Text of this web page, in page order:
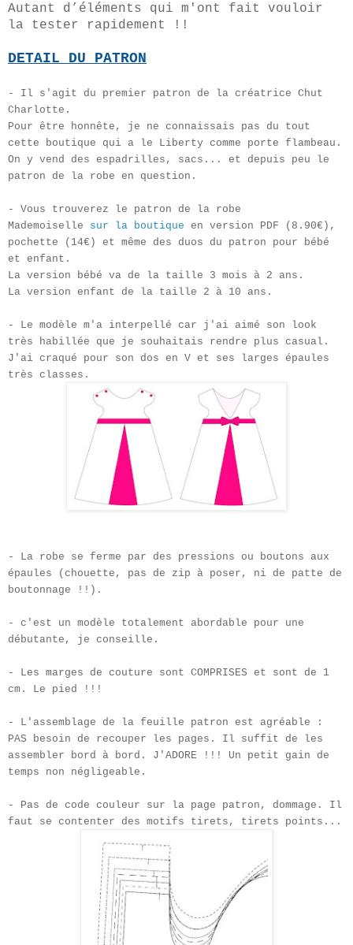
Autant d’éléments qui m'ont fait vouloir
la tester rapidement !!
DETAIL DU PATRON
- Il s'agit du premier patron de la créatrice Chut
Charlotte.
Pour être honnête, je ne connaissais pas du tout
cette boutique qui a le Liberty comme porte flambeau.
On y vend des espadrilles, sacs... et depuis peu le
patron de la robe en question.
- Vous trouverez le patron de la robe
Mademoiselle sur la boutique en version PDF (8.90€),
pochette (14€) et même des duos du patron pour bébé
et enfant.
La version bébé va de la taille 3 mois à 2 ans.
La version enfant de la taille 2 à 10 ans.
- Le modèle m'a interpellé car j'ai aimé son look
très habillée que je souhaitais rendre plus casual.
J'ai craqué pour son dos en V et ses larges épaules
très classes.
- La robe se ferme par des pressions ou boutons aux
épaules (chouette, pas de zip à poser, ni de patte de
boutonnage !!).
- c'est un modèle totalement abordable pour une
débutante, je conseille.
- Les marges de couture sont COMPRISES et sont de 1
cm. Le pied !!!
- L'assemblage de la feuille patron est agréable :
PAS besoin de recouper les pages. Il suffit de les
assembler bord à bord. J'ADORE !!! Un petit gain de
temps non négligeable.
- Pas de code couleur sur la page patron, dommage. Il
faut se contenter des motifs tirets, tirets points...